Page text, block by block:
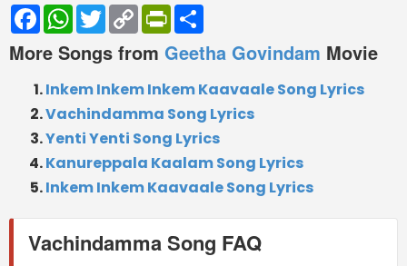
FacebookWhatsApp
TwitterCopy
Link
PrintFriendly
More Songs from Geetha Govindam Movie
Inkem Inkem Inkem Kaavaale Song Lyrics
Vachindamma Song Lyrics
Yenti Yenti Song Lyrics
Kanureppala Kaalam Song Lyrics
Inkem Inkem Kaavaale Song Lyrics
Vachindamma Song FAQ